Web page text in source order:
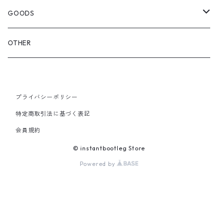
OTHER BAGS
CAP&HAT
GLOVES&SCARF
SHOULDER
SMALL BAG
GOODS
TOY
PINS& PINBACK
SOX
OTHER
プライバシーポリシー
特定商取引法に基づく表記
会員規約
© instantbootleg Store
Powered by